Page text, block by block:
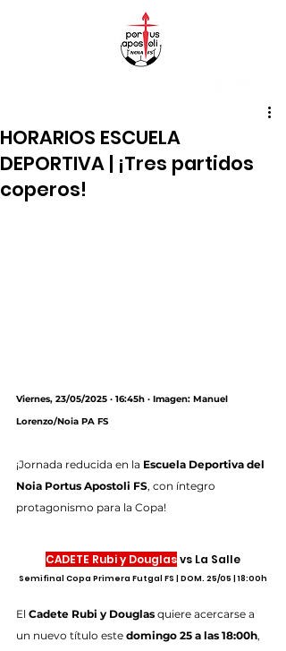
HORARIOS ESCUELA
DEPORTIVA | ¡Tres partidos
coperos!
Viernes, 23/05/2025 · 16:45h · Imagen: Manuel
Lorenzo/Noia PA FS
¡Jornada reducida en la Escuela Deportiva del
Noia Portus Apostoli FS, con íntegro
protagonismo para la Copa!
CADETE Rubi y Douglas vs La Salle
Semifinal Copa Primera Futgal FS | DOM. 25/05 | 18:00h
El Cadete Rubi y Douglas quiere acercarse a
un nuevo título este domingo 25 a las 18:00h,